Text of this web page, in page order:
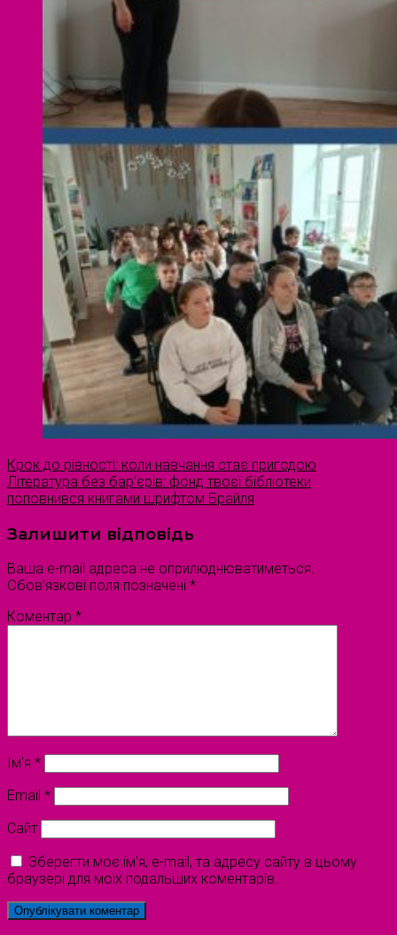
Крок до рівності: коли навчання стає пригодою
Література без бар’єрів: фонд твоєї бібліотеки
поповнився книгами шрифтом Брайля
Залишити відповідь
Ваша e-mail адреса не оприлюднюватиметься.
Обов’язкові поля позначені *
Коментар *
Ім'я *
Email *
Сайт
Зберегти моє ім'я, e-mail, та адресу сайту в цьому
браузері для моїх подальших коментарів.